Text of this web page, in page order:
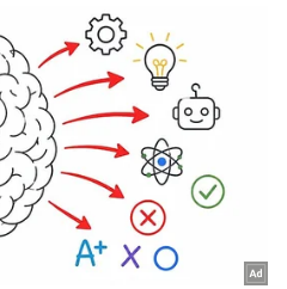
ನನ್ನಿಂದ
ಆರ್ಥಿಕವಾಗಿ ಸದೃಢ
ನೋಡಿದಾಗ ಅದರ ಮುಂದೆ